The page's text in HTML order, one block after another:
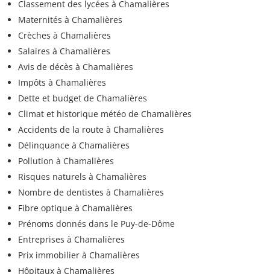
Classement des lycées à Chamalières
Maternités à Chamalières
Crèches à Chamalières
Salaires à Chamalières
Avis de décès à Chamalières
Impôts à Chamalières
Dette et budget de Chamalières
Climat et historique météo de Chamalières
Accidents de la route à Chamalières
Délinquance à Chamalières
Pollution à Chamalières
Risques naturels à Chamalières
Nombre de dentistes à Chamalières
Fibre optique à Chamalières
Prénoms donnés dans le Puy-de-Dôme
Entreprises à Chamalières
Prix immobilier à Chamalières
Hôpitaux à Chamalières